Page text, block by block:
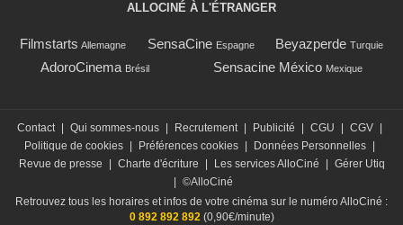
ALLOCINÉ À L'ÉTRANGER
Filmstarts Allemagne SensaCine Espagne Beyazperde Turquie
AdoroCinema Brésil Sensacine México Mexique
Contact Qui sommes-nous Recrutement Publicité CGU CGV
Politique de cookies
Préférences cookies Données Personnelles
Revue de presse
Charte d'écriture Les services AlloCiné
Gérer Utiq
©AlloCiné
Retrouvez tous les horaires et infos de votre cinéma sur le numéro AlloCiné :
0 892 892 892(0,90€/minute)